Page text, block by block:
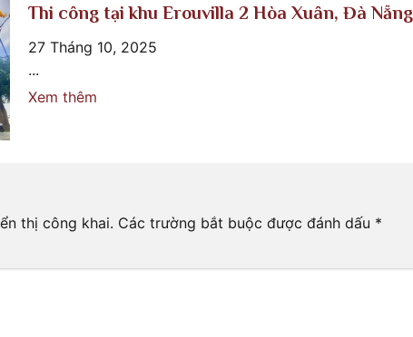
Thi công tại khu Erouvilla 2 Hòa Xuân, Đà Nẵng
27 Tháng 10, 2025
...
Xem thêm
thị công khai. Các trường bắt buộc được đánh dấu *